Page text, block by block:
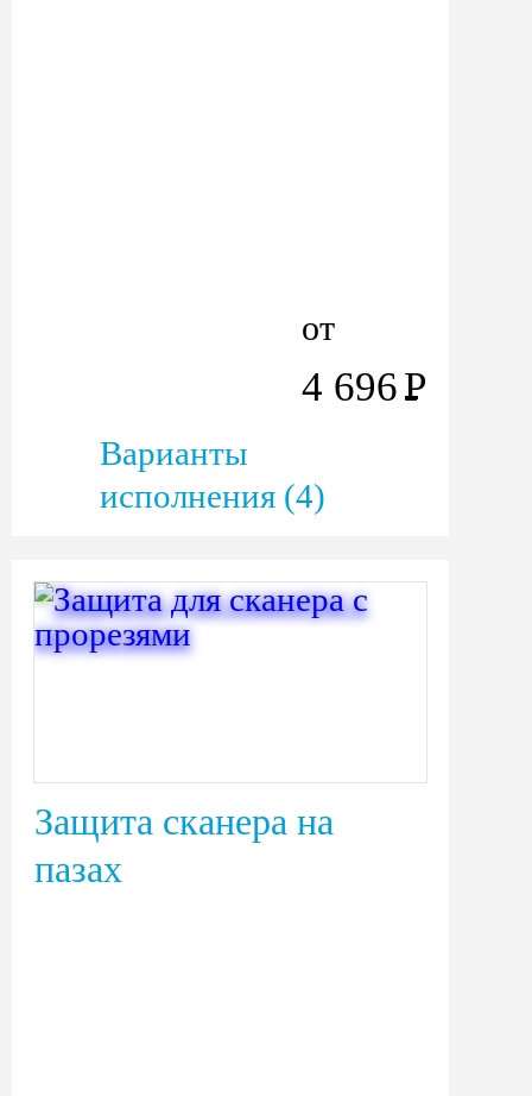
от
4 696Р
Варианты
исполнения (4)
Защита сканера на
пазах